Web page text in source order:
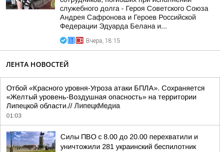
служебного долга - Героя Советского Союза
Андрея Сафронова и Героев Российской
Федерации Эдуарда Белана и...
Вчера, 18:15
ЛЕНТА НОВОСТЕЙ
Отбой «Красного уровня-Угроза атаки БПЛА». Сохраняется
«Желтый уровень-Воздушная опасность» на территории
Липецкой области.// ЛипецкМедиа
01:03
Силы ПВО с 8.00 до 20.00 перехватили и
уничтожили 281 украинский беспилотник